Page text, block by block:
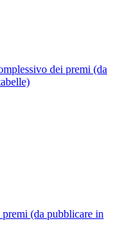
dei premi (da
(da pubblicare in